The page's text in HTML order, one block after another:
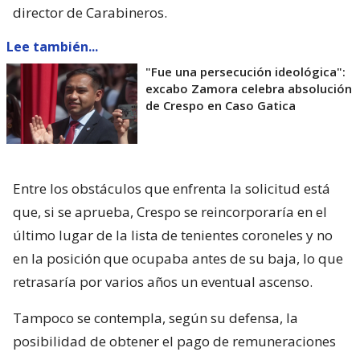
director de Carabineros.
Lee también...
"Fue una persecución ideológica":
excabo Zamora celebra absolución
de Crespo en Caso Gatica
Entre los obstáculos que enfrenta la solicitud está
que, si se aprueba, Crespo se reincorporaría en el
último lugar de la lista de tenientes coroneles y no
en la posición que ocupaba antes de su baja, lo que
retrasaría por varios años un eventual ascenso.
Tampoco se contempla, según su defensa, la
posibilidad de obtener el pago de remuneraciones